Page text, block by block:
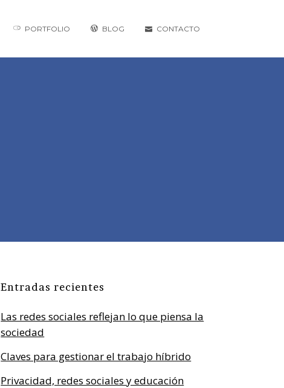
PORTFOLIO BLOG CONTACTO
Entradas recientes
Las redes sociales reflejan lo que piensa la
sociedad
Claves para gestionar el trabajo híbrido
Privacidad, redes sociales y educación